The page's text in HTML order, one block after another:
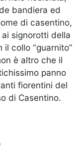
bandiera ed
di casentino,
signorotti della
collo “guarnito”
è altro che il
panno
fiorentini del
di Casentino.